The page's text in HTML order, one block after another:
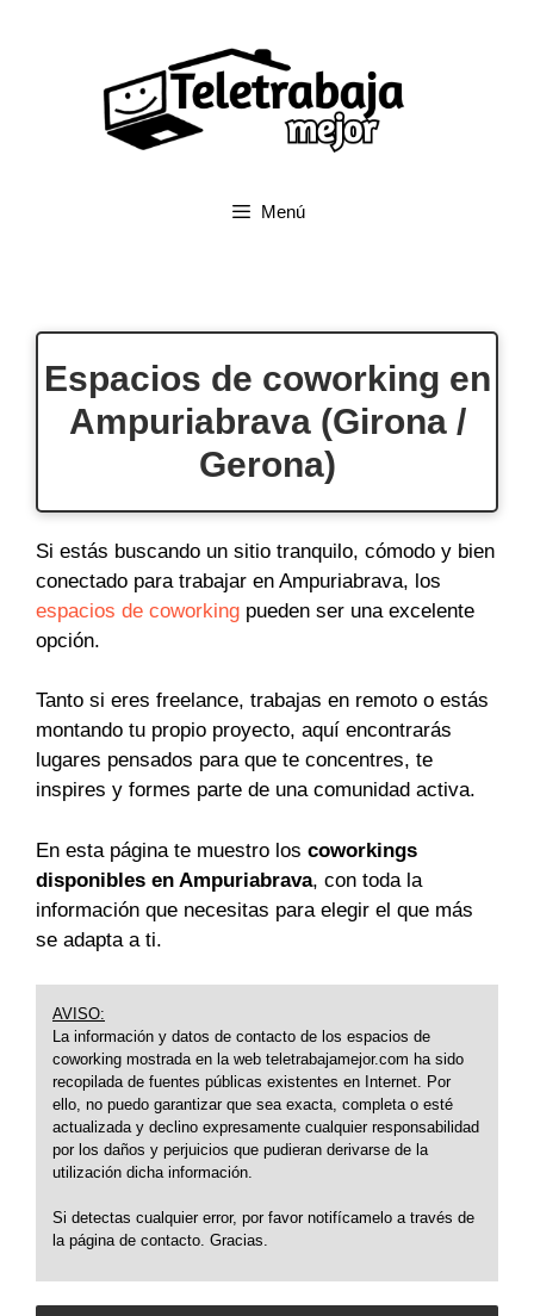
Menú
Espacios de coworking en
Ampuriabrava (Girona /
Gerona)
Si estás buscando un sitio tranquilo, cómodo y bien
conectado para trabajar en Ampuriabrava, los
espacios de coworking pueden ser una excelente
opción.
Tanto si eres freelance, trabajas en remoto o estás
montando tu propio proyecto, aquí encontrarás
lugares pensados para que te concentres, te
inspires y formes parte de una comunidad activa.
En esta página te muestro los coworkings
disponibles en Ampuriabrava, con toda la
información que necesitas para elegir el que más
se adapta a ti.
AVISO:
La información y datos de contacto de los espacios de
coworking mostrada en la web teletrabajamejor.com ha sido
recopilada de fuentes públicas existentes en Internet. Por
ello, no puedo garantizar que sea exacta, completa o esté
actualizada y declino expresamente cualquier responsabilidad
por los daños y perjuicios que pudieran derivarse de la
utilización dicha información.
Si detectas cualquier error, por favor notifícamelo a través de
la página de contacto. Gracias.